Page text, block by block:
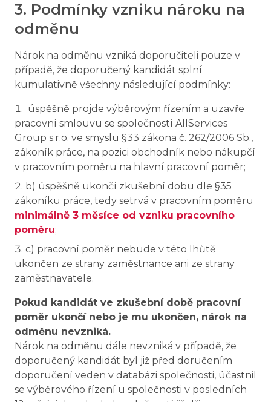
3. Podmínky vzniku nároku na
odměnu
Nárok na odměnu vzniká doporučiteli pouze v
případě, že doporučený kandidát splní
kumulativně všechny následující podmínky:
úspěšně projde výběrovým řízením a uzavře
pracovní smlouvu se společností AllServices
Group s.r.o. ve smyslu §33 zákona č. 262/2006 Sb.,
zákoník práce, na pozici obchodník nebo nákupčí
v pracovním poměru na hlavní pracovní poměr;
b) úspěšně ukončí zkušební dobu dle §35
zákoníku práce, tedy setrvá v pracovním poměru
minimálně 3 měsíce od vzniku pracovního
poměru;
c) pracovní poměr nebude v této lhůtě
ukončen ze strany zaměstnance ani ze strany
zaměstnavatele.
Pokud kandidát ve zkušební době pracovní
poměr ukončí nebo je mu ukončen, nárok na
odměnu nevzniká.
Nárok na odměnu dále nevzniká v případě, že
doporučený kandidát byl již před doručením
doporučení veden v databázi společnosti, účastnil
se výběrového řízení u společnosti v posledních